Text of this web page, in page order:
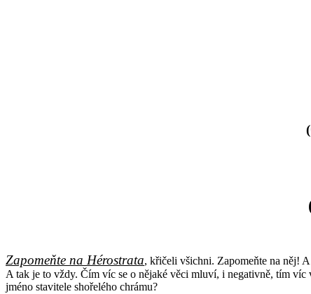
Zapomeňte na Hérostrata, křičeli všichni. Zapomeňte na něj!
A tak je to vždy. Čím víc se o nějaké věci mluví, i negativně, tím
jméno stavitele shořelého chrámu?